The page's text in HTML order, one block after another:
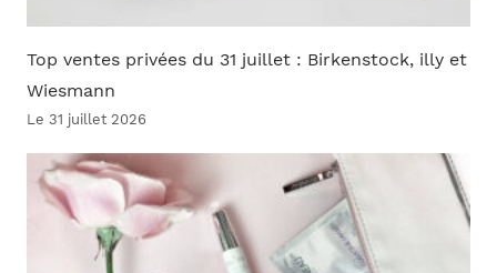
Top ventes privées du 31 juillet : Birkenstock, illy et
Wiesmann
Le 31 juillet 2026